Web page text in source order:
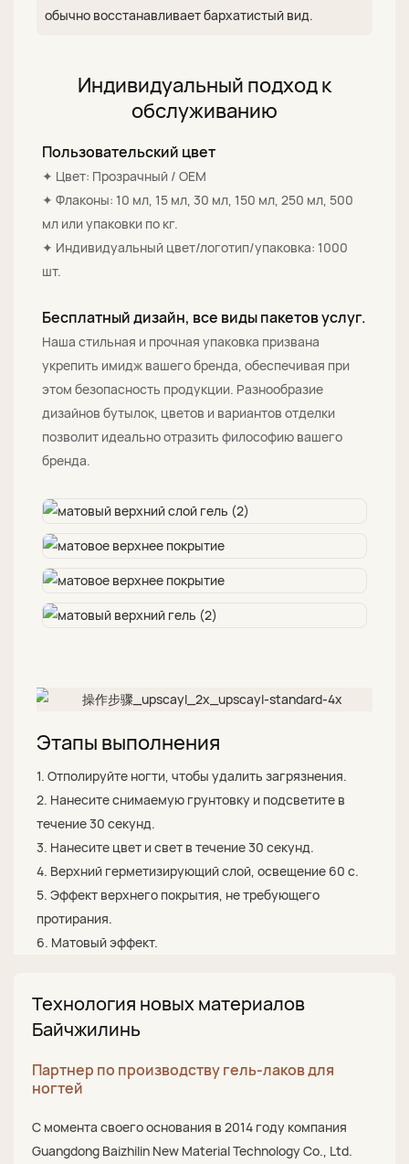
обычно восстанавливает бархатистый вид.
Индивидуальный подход к
обслуживанию
Пользовательский цвет
✦ Цвет: Прозрачный / OEM
✦ Флаконы: 10 мл, 15 мл, 30 мл, 150 мл, 250 мл, 500
мл или упаковки по кг.
✦ Индивидуальный цвет/логотип/упаковка: 1000
шт.
Бесплатный дизайн, все виды пакетов услуг.
Наша стильная и прочная упаковка призвана
укрепить имидж вашего бренда, обеспечивая при
этом безопасность продукции. Разнообразие
дизайнов бутылок, цветов и вариантов отделки
позволит идеально отразить философию вашего
бренда.
Этапы выполнения
1. Отполируйте ногти, чтобы удалить загрязнения.
2. Нанесите снимаемую грунтовку и подсветите в
течение 30 секунд.
3. Нанесите цвет и свет в течение 30 секунд.
4. Верхний герметизирующий слой, освещение 60 с.
5. Эффект верхнего покрытия, не требующего
протирания.
6. Матовый эффект.
Технология новых материалов
Байчжилинь
Партнер по производству гель-лаков для
ногтей
С момента своего основания в 2014 году компания
Guangdong Baizhilin New Material Technology Co., Ltd.